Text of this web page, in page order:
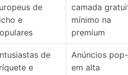
de
e
camada
mínimo na
premium
de
e
Anúncios
em alta